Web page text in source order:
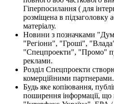
Гіперпосилання ( для
розміщена в підзаголовку
матеріалу.
Новини з позначками
"Регіони", "Гроші",
"Спецпроекти", "Промо"
реклами.
Розділ Спецпроекти
комерційними партнерами.
Будь яке копіювання,
поширення інформації, що